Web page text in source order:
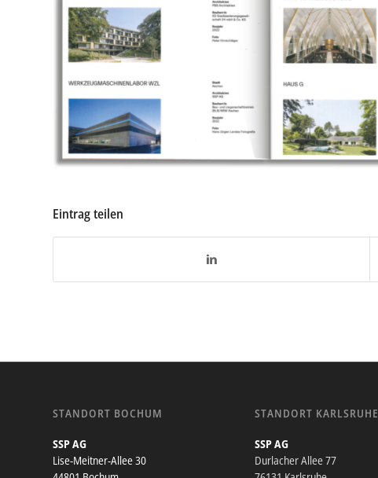
Eintrag teilen
STANDORT BOCHUM
SSP AG
Lise-Meitner-Allee 30
STANDORT KARLSRUHE
SSP AG
Durlacher Allee 77